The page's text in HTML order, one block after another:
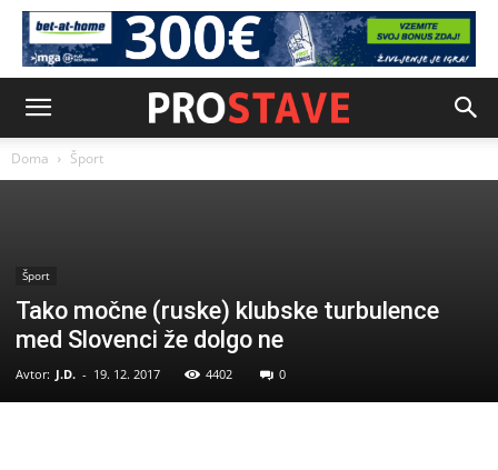
Doma Šport
Šport
Tako močne (ruske) klubske turbulence
med Slovenci že dolgo ne
Avtor: J.D. - 19. 12. 2017 4402 0